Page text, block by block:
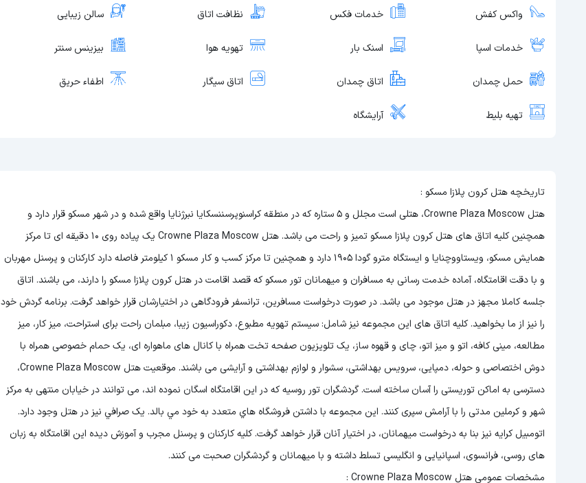
واکس کفش خدمات فکس نظافت اتاق سالن زیبایی
خدمات اسپا اسنک بار تهویه هوا بیزینس سنتر
حمل چمدان اتاق چمدان اتاق سیگار اطفاء حریق
تهیه بلیط آرایشگاه
تاریخچه هتل کرون پلازا مسکو :
هتل Crowne Plaza Moscow، هتلی است مجلل و 5 ستاره که در منطقه کراسنوپرسننسکایا نبرژنایا واقع شده و در شهر مسکو قرار دارد و
همچنین کلیه اتاق های هتل کرون پلازا مسکو تمیز و راحت می باشد. هتل Crowne Plaza Moscow یک پیاده روی 10 دقیقه ای تا مرکز
همایش مسکو، ویستاووچنایا و ایستگاه مترو گودا 1905 دارد و همچنین تا مرکز کسب و کار مسکو 1 کیلومتر فاصله دارد کارکنان و پرسنل مهربان
و با دقت اقامتگاه، آماده خدمت رسانی به مسافران و میهمانان تور مسکو که قصد اقامت در هتل کرون پلازا مسکو را دارند، می باشند. اتاق
جلسه کاملا مجهز در هتل موجود می باشد. در صورت درخواست مسافرين، ترانسفر فرودگاهی در اختيارشان قرار خواهد گرفت. برنامه گردش خود
را نيز از ما بخواهيد. کلیه اتاق های این مجموعه نیز شامل: سیستم تهویه مطبوع، دکوراسیون زیبا، مبلمان راحت برای استراحت، میز کار، میز
مطالعه، مینی کافه، اتو و میز اتو، چای و قهوه ساز، یک تلویزیون صفحه تخت همراه با کانال های ماهواره ای، یک حمام خصوصی همراه با
دوش اختصاصی و حوله، دمپایی، سرویس بهداشتی، سشوار و لوازم بهداشتی و آرایشی می باشند. موقعیت هتل Crowne Plaza Moscow،
دسترسی به اماکن توریستی را آسان ساخته است. گردشگران تور روسیه که در این اقامتگاه اسگان نموده اند، می توانند در خیابان منتهی به مرکز
شهر و کرملین مدتی را با آرامش سپری کنند. اين مجموعه با داشتن فروشگاه هاي متعدد به خود مي بالد. يک صرافي نيز در هتل وجود دارد.
اتومبيل کرايه نيز بنا به درخواست ميهمانان، در اختيار آنان قرار خواهد گرفت. کلیه کارکنان و پرسنل مجرب و آموزش دیده این اقامتگاه به زبان
های روسی، فرانسوی، اسپانیایی و انگلیسی تسلط داشته و با میهمانان و گردشگران صحبت می کنند.
مشخصات عمومی هتل Crowne Plaza Moscow :